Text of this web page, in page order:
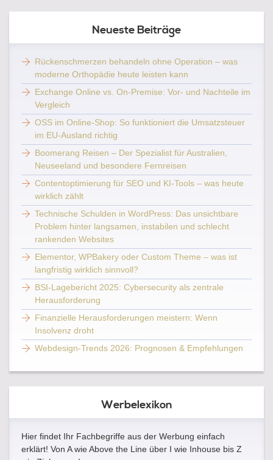
Neueste Beiträge
Rückenschmerzen behandeln ohne Operation – was
moderne Orthopädie heute leisten kann
Exchange Online vs. On-Premise: Vor- und Nachteile im
Vergleich
OSS im Online-Shop: So funktioniert die Umsatzsteuer
im EU-Ausland richtig
Boomerang Reisen – Der Spezialist für Australien,
Neuseeland und besondere Fernreisen
Contentoptimierung für SEO und KI-Tools – was heute
wirklich zählt
Technische Schulden in WordPress: Das unsichtbare
Problem hinter langsamen, instabilen und schlecht
rankenden Websites
Elementor, WPBakery oder Custom Theme – was ist
langfristig wirklich sinnvoll?
BSI-Lagebericht 2025: Cybersecurity als zentrale
Herausforderung
Finanzielle Herausforderungen meistern: Wenn
Insolvenz droht
Webdesign-Trends 2026: Prognosen & Empfehlungen
Werbelexikon
Hier findet Ihr Fachbegriffe aus der Werbung einfach
erklärt! Von A wie Above the Line über I wie Inhouse bis Z